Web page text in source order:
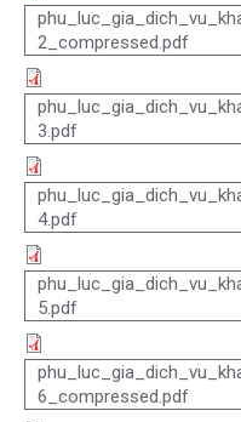
2_compressed.pdf
3.pdf
4.pdf
5.pdf
6_compressed.pdf